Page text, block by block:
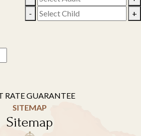
- +
RATE GUARANTEE
SITEMAP
Sitemap